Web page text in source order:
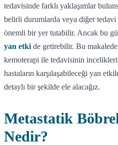
tedavisinde farklı yaklaşımlar
belirli durumlarda veya diğer tedavi
önemli bir yer tutabilir. Ancak bu
yan etki de getirebilir. Bu
kemoterapi ile tedavisinin
hastaların karşılaşabileceği yan
detaylı bir şekilde ele alacağız.
Metastatik
Nedir?